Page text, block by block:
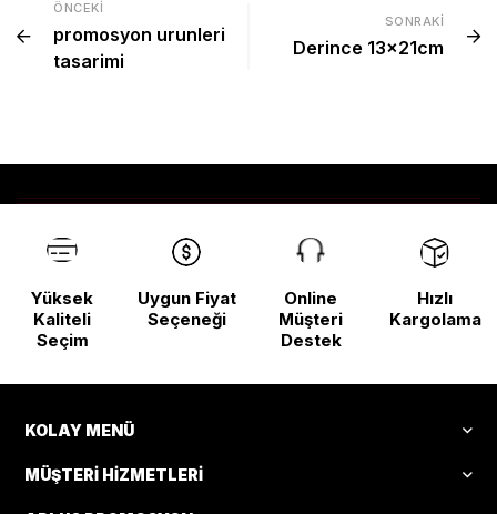
ÖNCEKI
promosyon urunleri
tasarimi
SONRAKI
Derince 13x21cm
Yüksek
Kaliteli
Seçim
Uygun Fiyat
Seçeneği
Online
Müşteri
Destek
Hızlı
Kargolama
KOLAY MENÜ
MÜŞTERI HIZMETLERI